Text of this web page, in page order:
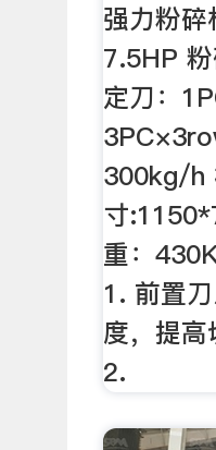
强力粉碎
7.5HP
定刀：
300kg/h
寸
重：
1. 前置
度，提
2.